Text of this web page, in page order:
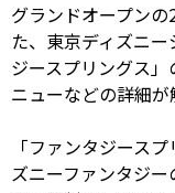
グランドオープン
た、東京ディズニ
ジースプリングス
ニューなどの詳細が
「ファンタジース
ズニーファンタジ